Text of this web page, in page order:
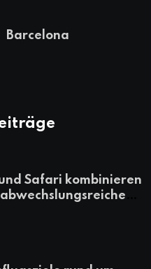
Barcelona
Safari kombinieren